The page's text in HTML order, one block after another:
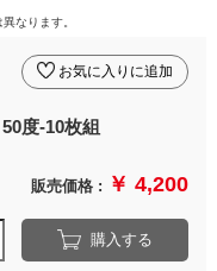
なります。
度-10枚組
お気に入りに追加
販売価格 : ￥ 4,200
購入する